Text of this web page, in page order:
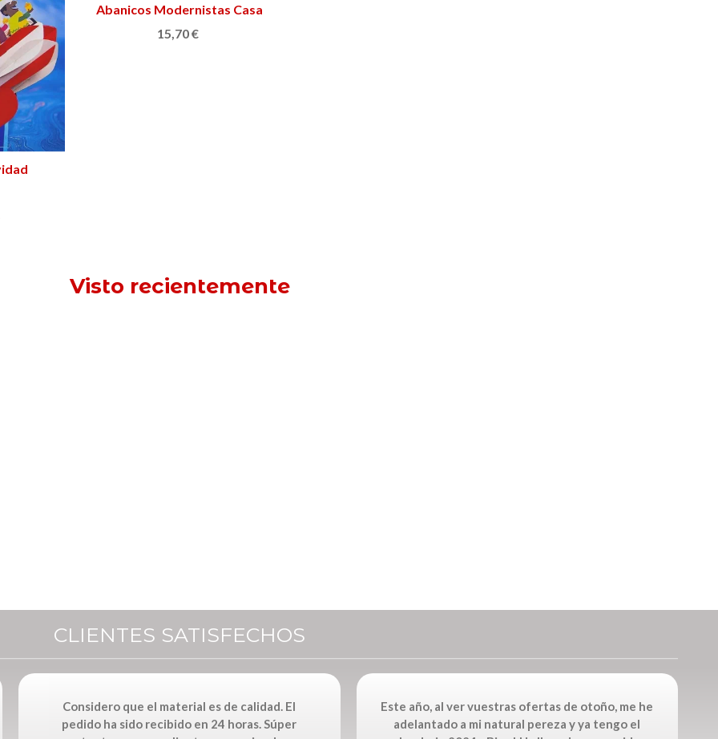
Ver más
Abanicos Modernistas Casa
Amatller
15,70 €
Visto recientemente
CLIENTES SATISFECHOS
Considero que el material es de calidad. El
pedido ha sido recibido en 24 horas. Súper
Este año, al ver vuestras ofertas de otoño, me he
adelantado a mi natural pereza y ya tengo el